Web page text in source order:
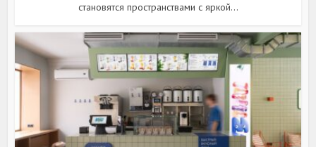
становятся пространствами с яркой...